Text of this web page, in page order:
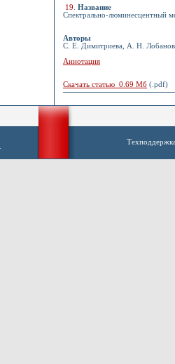
19
Название
Спектрально-люминесцентный
Авторы
С. Е. Димитриева, А. Н.
Аннотация
Скачать статью 0.69 Мб (.pdf)